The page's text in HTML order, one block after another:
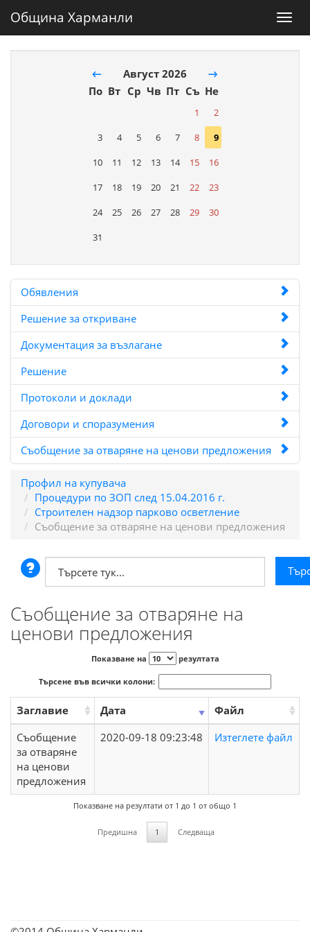
Община Харманли
← Август 2026
→
По Вт Ср Чв Пт Съ Не
1
2
3
4 5 6 7 8
9
10
11 12 13 14 15
16
17
18 19 20 21 22
23
24
25 26 27 28 29
30
31
Обявления
Решение за откриване
Документация за възлагане
Решение
Протоколи и доклади
Договори и споразумения
Съобщение за отваряне на ценови предложения
Профил на купувача
Процедури по ЗОП след 15.04.2016 г.
Строителен надзор парково осветление
Съобщение за отваряне на ценови предложения
Съобщение за отваряне на
ценови предложения
Показване на резултата
Търсене във всички колони:
Заглавие Дата
Файл
Съобщение
за отваряне
на ценови
предложения
2020-09-18 09:23:48 Изтеглете файл
Показване на резултати от 1 до 1 от общо 1
Предишна 1 Следваща